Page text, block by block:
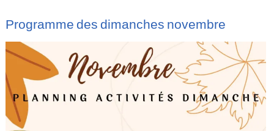
Programme des dimanches novembre